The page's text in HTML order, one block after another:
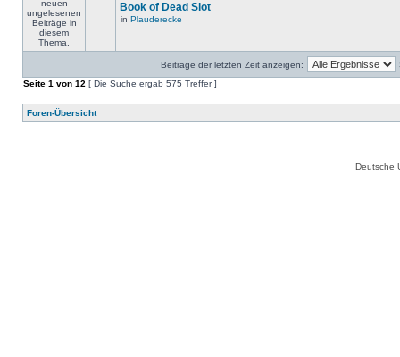
Book of Dead Slot
in Plauderecke
Beiträge der letzten Zeit anzeigen:
Seite 1 von 12 [ Die Suche ergab 575 Treffer ]
Foren-Übersicht
Deutsche